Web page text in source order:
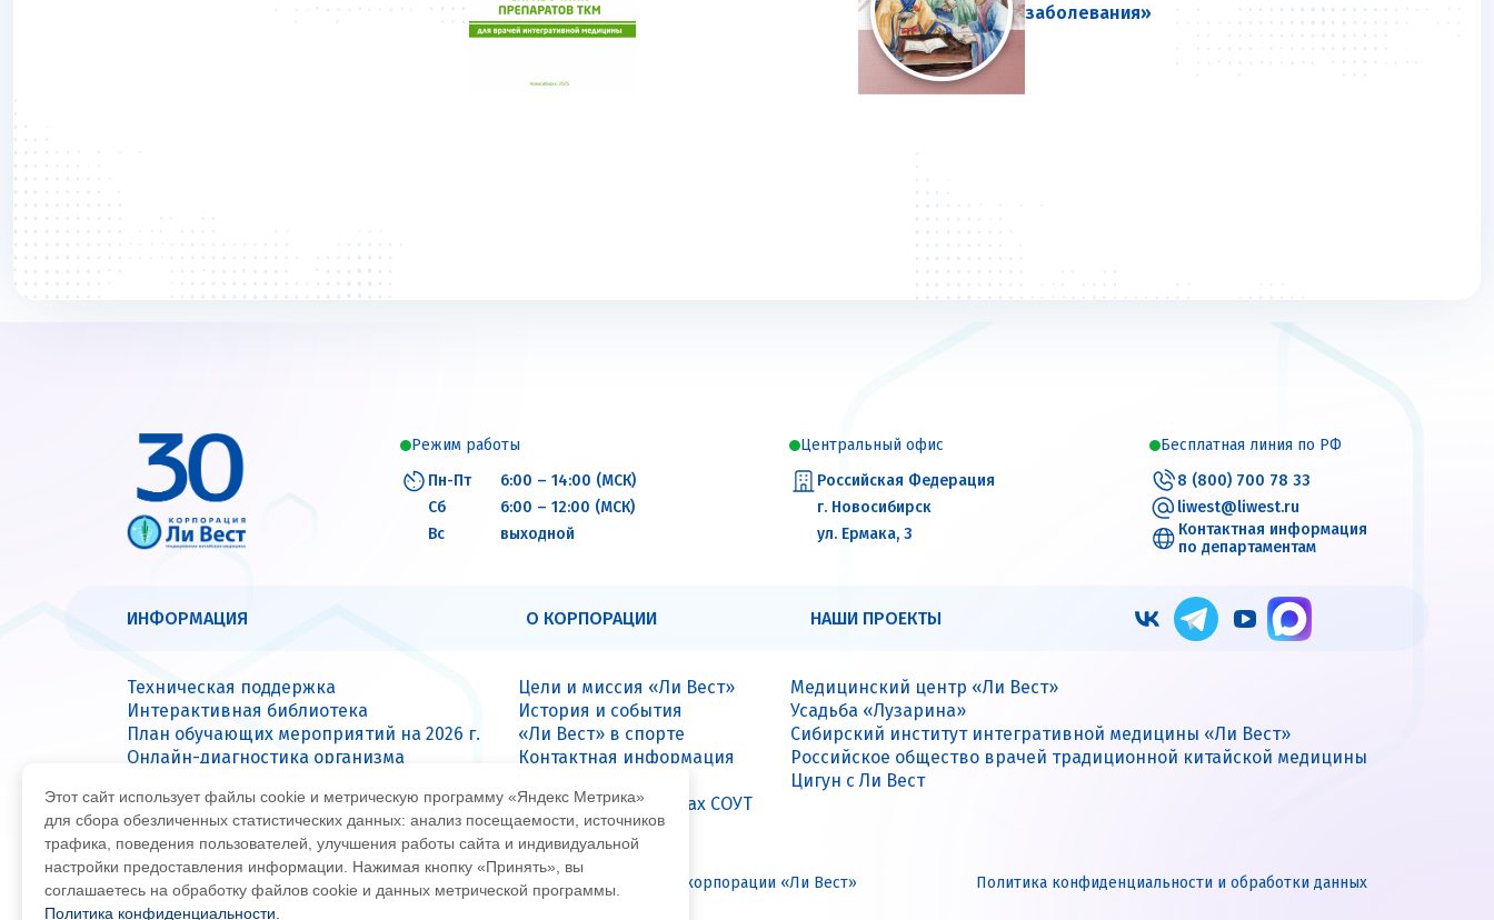
заболевания»
Режим работы
Пн-Пт
6:00 – 14:00 (МСК)
Сб
6:00 – 12:00 (МСК)
Вс
выходной
Центральный офис
Российская Федерация
г. Новосибирск
ул. Ермака, 3
Бесплатная линия по РФ
8 (800) 700 78 33
liwest@liwest.ru
Контактная информация
по департаментам
ИНФОРМАЦИЯ О КОРПОРАЦИИ НАШИ ПРОЕКТЫ
Техническая поддержка
Интерактивная библиотека
План обучающих мероприятий на 2026 г.
Онлайн-диагностика организма
Сервисные центры
Цели и миссия «Ли Вест»
История и события
«Ли Вест» в спорте
Контактная информация
Данные о результатах СОУТ
Медицинский центр «Ли Вест»
Усадьба «Лузарина»
Сибирский институт интегративной медицины «Ли Вест»
Российское общество врачей традиционной китайской медицины
Цигун с Ли Вест
© Все права защищены 2026 Официальный интернет-сайт корпорации «Ли Вест» Политика конфиденциальности и обработки данных
Этот сайт использует файлы cookie и метрическую программу «Яндекс Метрика»
для сбора обезличенных статистических данных: анализ посещаемости, источников
трафика, поведения пользователей, улучшения работы сайта и индивидуальной
настройки предоставления информации. Нажимая кнопку «Принять», вы
соглашаетесь на обработку файлов cookie и данных метрической программы.
Политика конфиденциальности.